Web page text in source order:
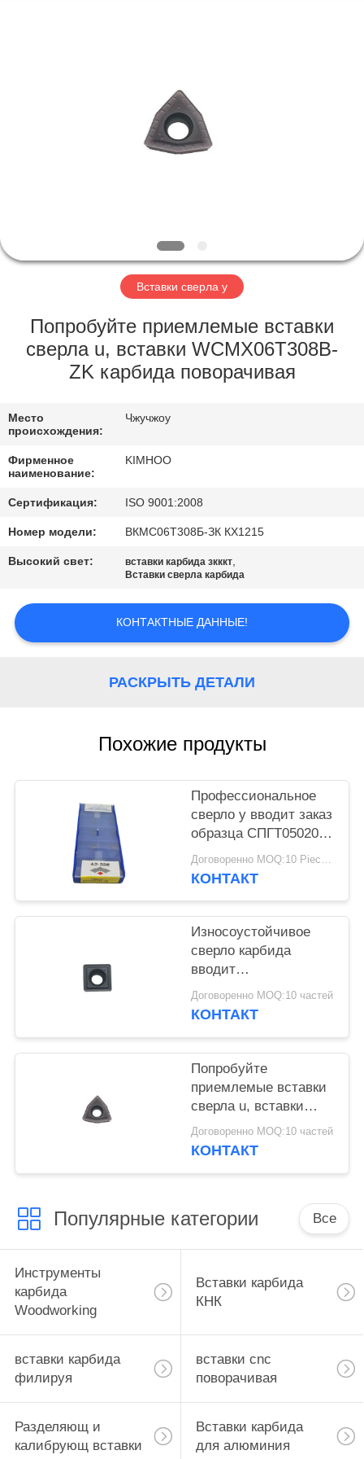
ПУТЕШЕСТВИЕ
ПРОВЕРКА
КАЧЕСТВА
СВЯЖИТЕСЬ
МЫ
НОВОСТИ
СПРОСИТЕ
КАРТА
КОНФИДЕНЦИАЛЬНОСТИ
Вставки сверла у
Попробуйте приемлемые вставки
сверла u, вставки WCMX06T308B-
ZK карбида поворачивая
Место
происхождения:
Чжучжоу
Фирменное
наименование:
KIMHOO
Сертификация: ISO 9001:2008
Номер модели: ВКМС06Т308Б-ЗК КХ1215
Высокий свет: вставки карбида зкккт,
Вставки сверла карбида
КОНТАКТНЫЕ ДАННЫЕ!
РАСКРЫТЬ ДЕТАЛИ
Похожие продукты
Профессиональное
сверло у вводит заказ
образца СПГТ050204-
ПМ ИБГ212
приемлемый
Договоренно MOQ:10 Piece / Pieces
КОНТАКТ
Износоустойчивое
сверло карбида
вводит
SPMG090408DG для
подвергая
Договоренно MOQ:10 частей
КОНТАКТ
Попробуйте
приемлемые вставки
сверла u, вставки
WCMX06T308B-ZK
карбида поворачивая
Договоренно MOQ:10 частей
КОНТАКТ
Популярные категории Все
Инструменты
карбида
Woodworking
Вставки карбида
КНК
вставки карбида
филируя
вставки cnc
поворачивая
Разделяющ и
калибрующ вставки
Вставки карбида
для алюминия